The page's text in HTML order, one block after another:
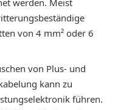
werden. Meist
von 4 mm² oder 6
von Plus- und
kann zu
führen.